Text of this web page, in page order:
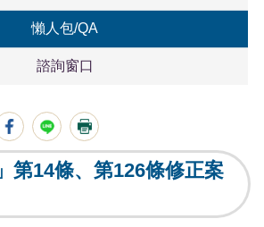
懶人包/QA
諮詢窗口
第14條、第126條修正案